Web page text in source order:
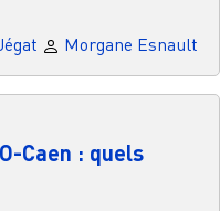
Morgane Esnault
Caen : quels